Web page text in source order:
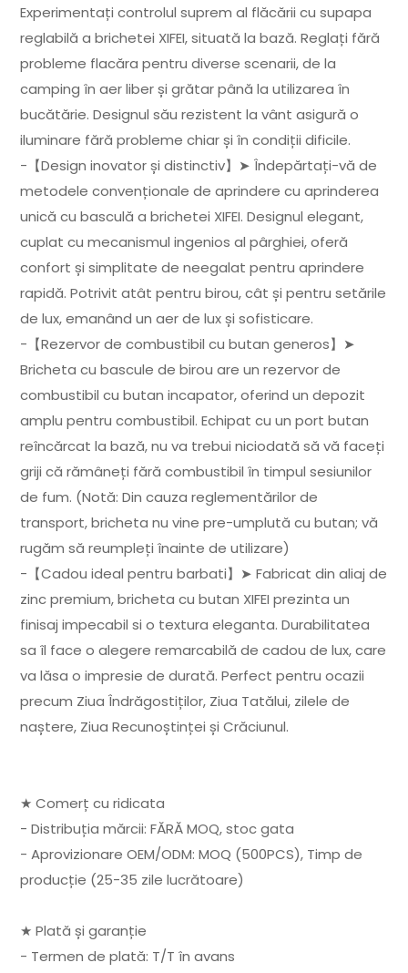
Experimentați controlul suprem al flăcării cu supapa
reglabilă a brichetei XIFEI, situată la bază. Reglați fără
probleme flacăra pentru diverse scenarii, de la
camping în aer liber și grătar până la utilizarea în
bucătărie. Designul său rezistent la vânt asigură o
iluminare fără probleme chiar și în condiții dificile.
-【Design inovator și distinctiv】➤ Îndepărtați-vă de
metodele convenționale de aprindere cu aprinderea
unică cu basculă a brichetei XIFEI. Designul elegant,
cuplat cu mecanismul ingenios al pârghiei, oferă
confort și simplitate de neegalat pentru aprindere
rapidă. Potrivit atât pentru birou, cât și pentru setările
de lux, emanând un aer de lux și sofisticare.
-【Rezervor de combustibil cu butan generos】➤
Bricheta cu bascule de birou are un rezervor de
combustibil cu butan incapator, oferind un depozit
amplu pentru combustibil. Echipat cu un port butan
reîncărcat la bază, nu va trebui niciodată să vă faceți
griji că rămâneți fără combustibil în timpul sesiunilor
de fum. (Notă: Din cauza reglementărilor de
transport, bricheta nu vine pre-umplută cu butan; vă
rugăm să reumpleți înainte de utilizare)
-【Cadou ideal pentru barbati】➤ Fabricat din aliaj de
zinc premium, bricheta cu butan XIFEI prezinta un
finisaj impecabil si o textura eleganta. Durabilitatea
sa îl face o alegere remarcabilă de cadou de lux, care
va lăsa o impresie de durată. Perfect pentru ocazii
precum Ziua Îndrăgostiților, Ziua Tatălui, zilele de
naștere, Ziua Recunoștinței și Crăciunul.
★ Comerț cu ridicata
- Distribuția mărcii: FĂRĂ MOQ, stoc gata
- Aprovizionare OEM/ODM: MOQ (500PCS), Timp de
producție (25-35 zile lucrătoare)
★ Plată și garanție
- Termen de plată: T/T în avans